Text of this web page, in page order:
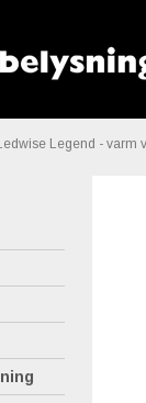
Legend - varm